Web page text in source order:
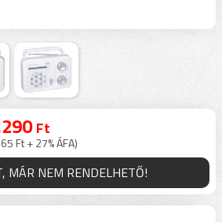
Ft
Ft + 27% ÁFA)
MÁR NEM RENDELHETŐ!